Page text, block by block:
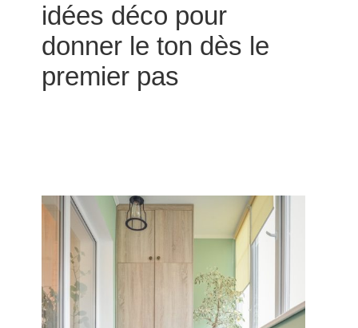
idées déco pour
donner le ton dès le
premier pas